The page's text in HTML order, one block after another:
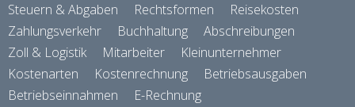
Steuern & Abgaben
Rechtsformen
Reisekosten
Zahlungsverkehr
Buchhaltung
Abschreibungen
Zoll & Logistik
Mitarbeiter
Kleinunternehmer
Kostenarten
Kostenrechnung
Betriebsausgaben
Betriebseinnahmen
E-Rechnung